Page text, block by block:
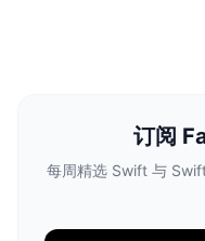
订阅
每周精选 Swift 与